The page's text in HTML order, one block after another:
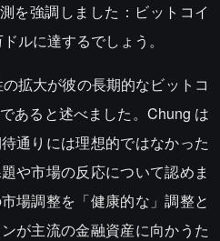
を強調しました：ビットコイ
ルに達するでしょう。
拡大が彼の長期的なビットコ
あると述べました。Chung は
通りには理想的ではなかった
や市場の反応について認めま
場調整を「健康的な」調整と
が主流の金融資産に向かうた